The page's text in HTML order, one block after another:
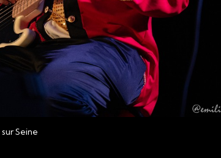
Seine